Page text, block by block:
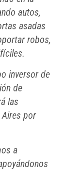
autos,
asadas
robos,
inversor de
de
las
Aires por
a